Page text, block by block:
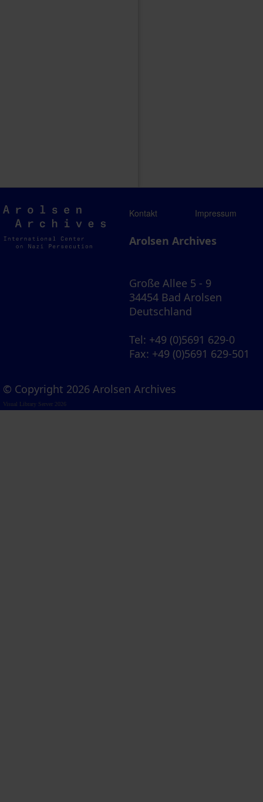
Arolsen
Archives
Kontakt Impressum
Arolsen Archives
Große Allee 5 - 9
34454 Bad Arolsen
Deutschland
Tel: +49 (0)5691 629-0
Fax: +49 (0)5691 629-501
© Copyright 2026 Arolsen Archives
Visual Library Server 2026